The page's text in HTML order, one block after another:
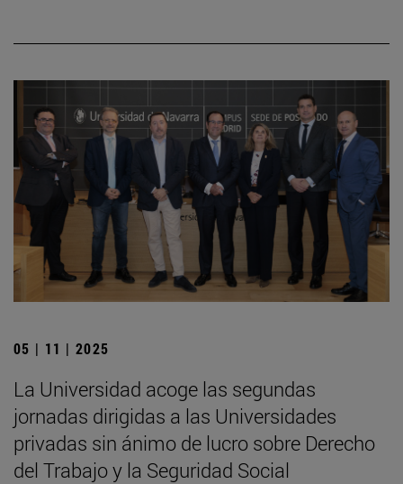
05 | 11 | 2025
La Universidad acoge las segundas
jornadas dirigidas a las Universidades
privadas sin ánimo de lucro sobre Derecho
del Trabajo y la Seguridad Social